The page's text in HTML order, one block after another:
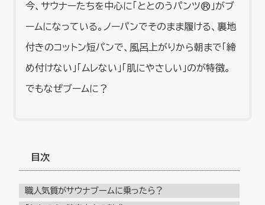
今、サウナーたちを中心に「ととのうパンツ®」がブ
ームになっている。ノーパンでそのまま履ける、裏地
付きのコットン短パンで、風呂上がりから朝まで「締
め付けない」「ムレない」「肌にやさしい」のが特徴。
でもなぜブームに？
目次
職人気質がサウナブームに乗ったら？